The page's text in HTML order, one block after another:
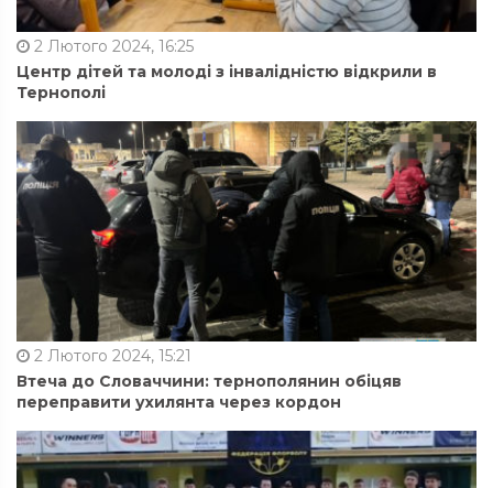
2 Лютого 2024, 16:25
Центр дітей та молоді з інвалідністю відкрили в
Тернополі
2 Лютого 2024, 15:21
Втеча до Словаччини: тернополянин обіцяв
переправити ухилянта через кордон